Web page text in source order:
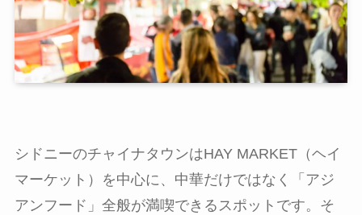
シドニーのチャイナタウンはHAY MARKET（ヘイ
マーケット）を中心に、中華だけではなく「アジ
アンフード」全般が満喫できるスポットです。そ